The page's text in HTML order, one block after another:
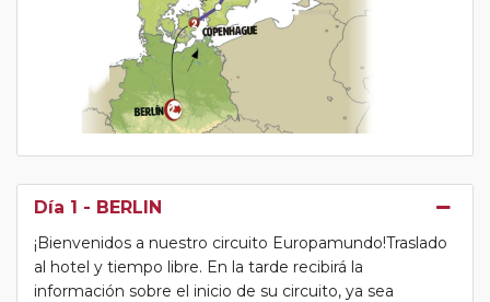
Día 1 - BERLIN
¡Bienvenidos a nuestro circuito Europamundo!Traslado
al hotel y tiempo libre. En la tarde recibirá la
información sobre el inicio de su circuito, ya sea